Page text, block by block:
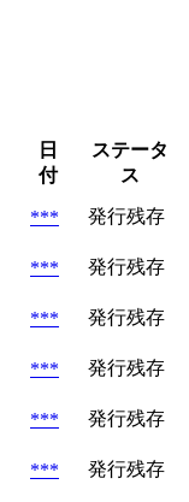
日
付
ステータ
ス
***
発行残存
***
発行残存
***
発行残存
***
発行残存
***
発行残存
***
発行残存